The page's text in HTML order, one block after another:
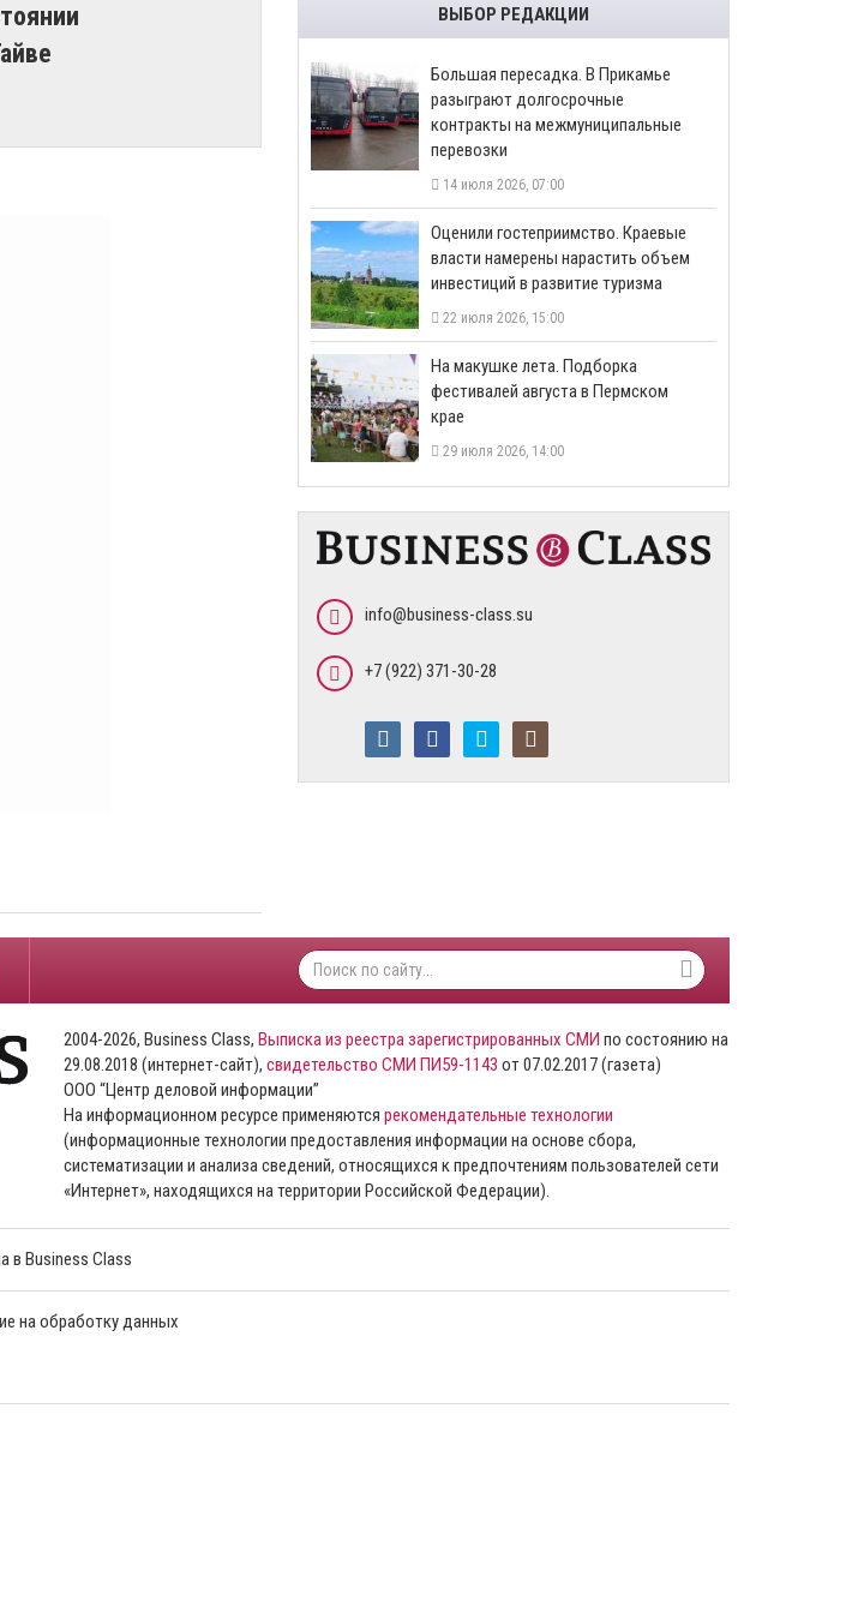
ВЫБОР РЕДАКЦИИ
Большая пересадка. В Прикамье
разыграют долгосрочные
контракты на межмуниципальные
перевозки
14 июля 2026, 07:00
Оценили гостеприимство. Краевые
власти намерены нарастить объем
инвестиций в развитие туризма
22 июля 2026, 15:00
На макушке лета. Подборка
фестивалей августа в Пермском
крае
29 июля 2026, 14:00
info@business-class.su
+7 (922) 371-30-28
2004-2026, Business Class, Выписка из реестра зарегистрированных СМИ по состоянию на
29.08.2018 (интернет-сайт), свидетельство СМИ ПИ59-1143 от 07.02.2017 (газета)
ООО “Центр деловой информации”
На информационном ресурсе применяются рекомендательные технологии
(информационные технологии предоставления информации на основе сбора,
систематизации и анализа сведений, относящихся к предпочтениям пользователей сети
«Интернет», находящихся на территории Российской Федерации).
в Business Class
на обработку данных